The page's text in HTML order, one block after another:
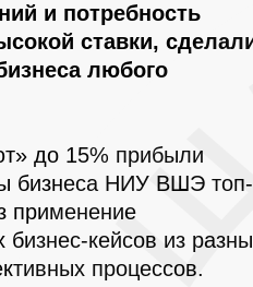
и потребность
ставки,
любого
до 15% прибыли
бизнеса НИУ ВШЭ топ-
применение
бизнес-кейсов из
процессов.